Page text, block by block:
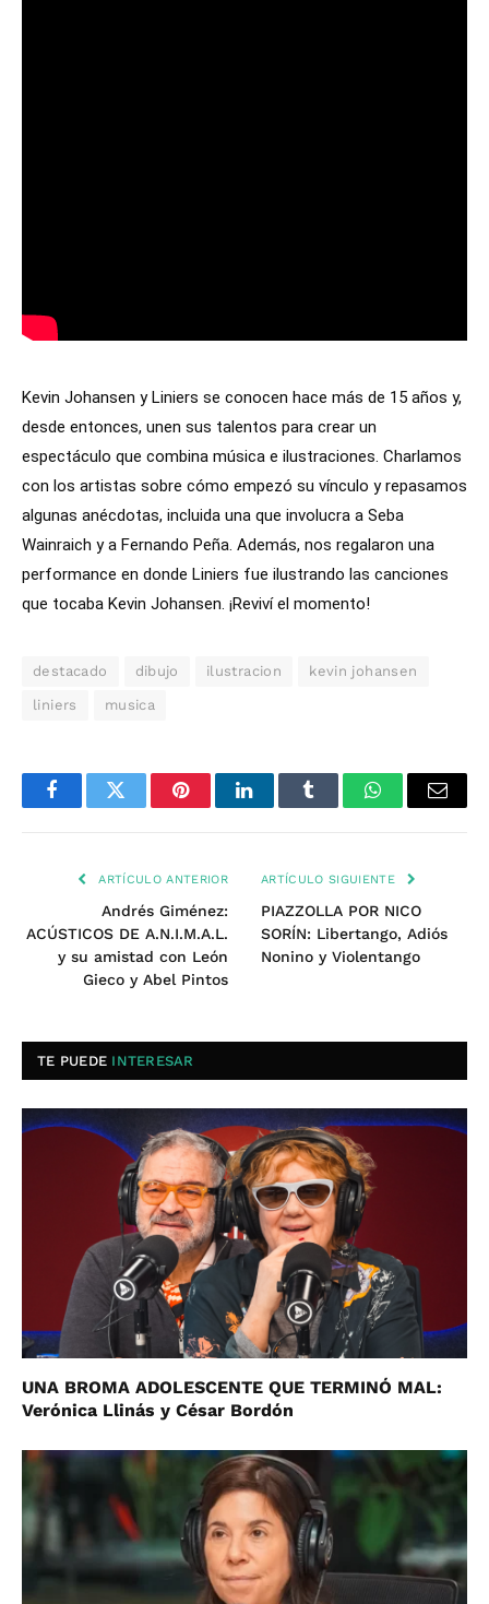
Kevin Johansen y Liniers se conocen hace más de 15 años y,
desde entonces, unen sus talentos para crear un
espectáculo que combina música e ilustraciones. Charlamos
con los artistas sobre cómo empezó su vínculo y repasamos
algunas anécdotas, incluida una que involucra a Seba
Wainraich y a Fernando Peña. Además, nos regalaron una
performance en donde Liniers fue ilustrando las canciones
que tocaba Kevin Johansen. ¡Reviví el momento!
destacado dibujo ilustracion kevin johansen
liniers musica
FacebookTwitter PinterestLinkedInTumblr WhatsAppEmail
ARTÍCULO ANTERIOR
Andrés Giménez:
ACÚSTICOS DE A.N.I.M.A.L.
y su amistad con León
Gieco y Abel Pintos
ARTÍCULO SIGUIENTE
PIAZZOLLA POR NICO
SORÍN: Libertango, Adiós
Nonino y Violentango
TE PUEDE INTERESAR
UNA BROMA ADOLESCENTE QUE TERMINÓ MAL:
Verónica Llinás y César Bordón